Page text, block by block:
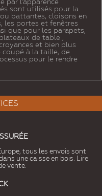
par l'apparence
sont utilisés pour la
battantes, cloisons en
les portes et fenêtres
que pour les parapets,
de table ,
et bien plus
à la taille, de
pour le rendre
tous les envois sont
une caisse en bois. Lire
vente.